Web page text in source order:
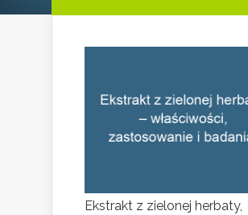
Ekstrakt z zielonej herbaty,